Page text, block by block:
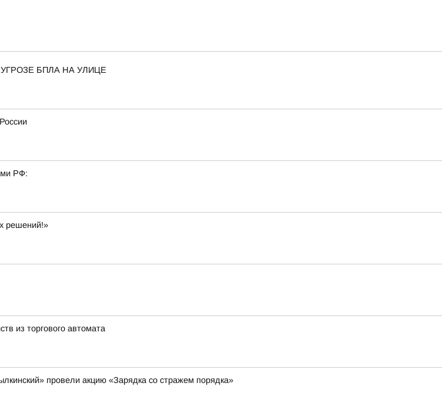
БПЛА НА УЛИЦЕ
РФ:
решений!»
из торгового автомата
провели акцию «Зарядка со стражем порядка»